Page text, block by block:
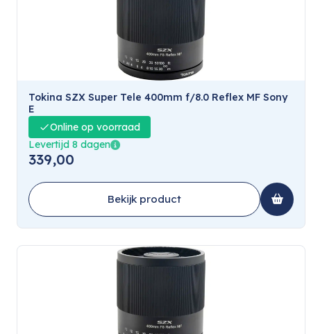
Tokina SZX Super Tele 400mm f/8.0 Reflex MF Sony
E
Online op voorraad
Levertijd 8 dagen
339,00
Bekijk product